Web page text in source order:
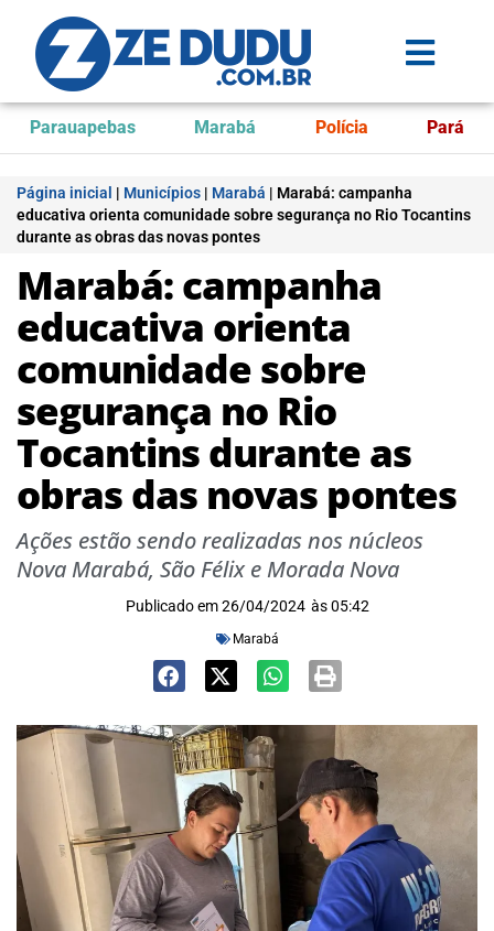
Parauapebas Marabá Polícia Pará
Página inicial | Municípios | Marabá | Marabá: campanha
educativa orienta comunidade sobre segurança no Rio Tocantins
durante as obras das novas pontes
Marabá: campanha
educativa orienta
comunidade sobre
segurança no Rio
Tocantins durante as
obras das novas pontes
Ações estão sendo realizadas nos núcleos
Nova Marabá, São Félix e Morada Nova
Publicado em 26/04/2024 às 05:42
Marabá